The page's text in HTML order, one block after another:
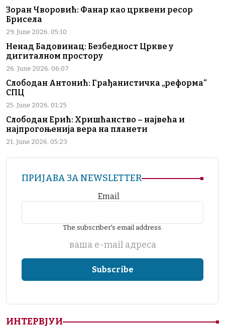
Зоран Чворовић: Фанар као црквени ресор
Брисела
29. June 2026. 05:10
Ненад Бадовинац: Безбедност Цркве у
дигиталном простору
26. June 2026. 06:07
Слободан Антонић: Грађанистичка „реформа“
СПЦ
25. June 2026. 01:25
Слободан Ерић: Хришћанство – највећа и
најпрогоњенија вера на планети
21. June 2026. 05:23
ПРИЈАВА ЗА NEWSLETTER
Email
The subscriber's email address.
ваша е-mail адреса
ИНТЕРВЈУИ